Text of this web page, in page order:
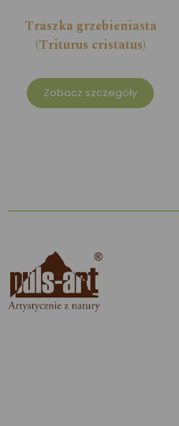
Traszka grzebieniasta
(Triturus cristatus)
Zobacz szczegóły